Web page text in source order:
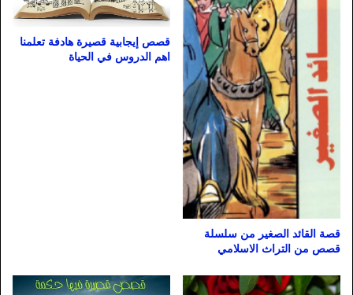
قصة القائد الصغير من سلسلة
قصص من التراث الاسلامي
قصص إيجابية قصيرة هادفة تعلمنا
اهم الدروس في الحياة